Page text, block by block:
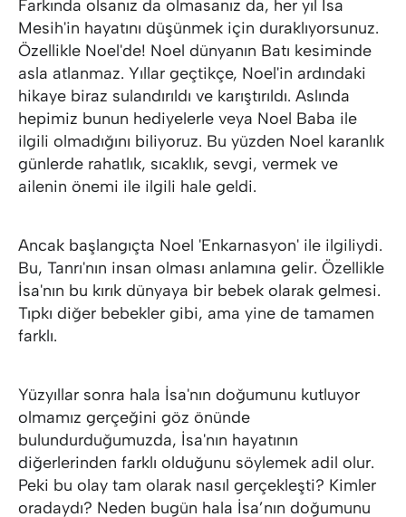
Farkında olsanız da olmasanız da, her yıl İsa
Mesih'in hayatını düşünmek için duraklıyorsunuz.
Özellikle Noel'de! Noel dünyanın Batı kesiminde
asla atlanmaz. Yıllar geçtikçe, Noel'in ardındaki
hikaye biraz sulandırıldı ve karıştırıldı. Aslında
hepimiz bunun hediyelerle veya Noel Baba ile
ilgili olmadığını biliyoruz. Bu yüzden Noel karanlık
günlerde rahatlık, sıcaklık, sevgi, vermek ve
ailenin önemi ile ilgili hale geldi.
Ancak başlangıçta Noel 'Enkarnasyon' ile ilgiliydi.
Bu, Tanrı'nın insan olması anlamına gelir. Özellikle
İsa'nın bu kırık dünyaya bir bebek olarak gelmesi.
Tıpkı diğer bebekler gibi, ama yine de tamamen
farklı.
Yüzyıllar sonra hala İsa'nın doğumunu kutluyor
olmamız gerçeğini göz önünde
bulundurduğumuzda, İsa'nın hayatının
diğerlerinden farklı olduğunu söylemek adil olur.
Peki bu olay tam olarak nasıl gerçekleşti? Kimler
oradaydı? Neden bugün hala İsa’nın doğumunu